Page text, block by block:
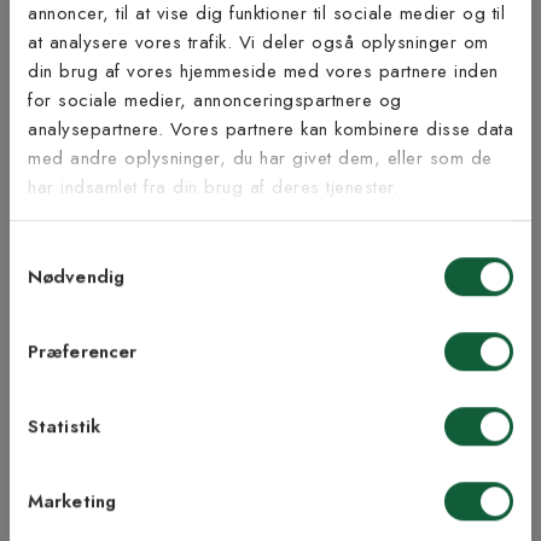
annoncer, til at vise dig funktioner til sociale medier og til
at analysere vores trafik. Vi deler også oplysninger om
din brug af vores hjemmeside med vores partnere inden
for sociale medier, annonceringspartnere og
analysepartnere. Vores partnere kan kombinere disse data
med andre oplysninger, du har givet dem, eller som de
har indsamlet fra din brug af deres tjenester.
Nødvendig
Præferencer
Statistik
Marketing
Inspiration fra @kilandsofficial
Tilmeld dig vores
nyhedsbrev
Vær blandt de første til at modtage vores tilbud,
tips og nyheder.
Samtykke til Kilands vilkår
modtage nyhedsbreve fra Kilands